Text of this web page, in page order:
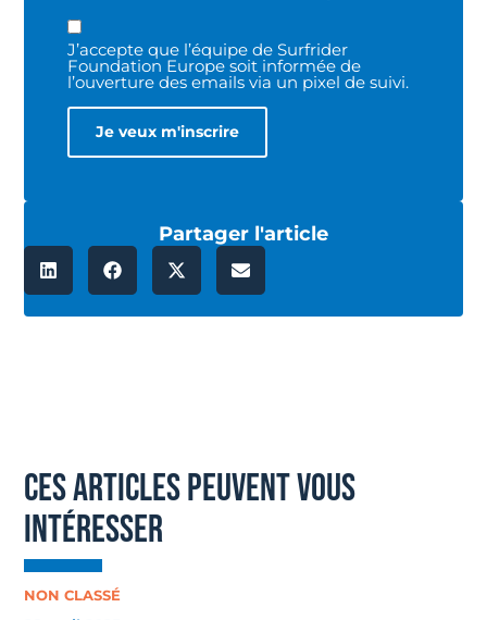
J’accepte que l’équipe de Surfrider
Foundation Europe soit informée de
l’ouverture des emails via un pixel de suivi.
Partager l'article
ces articles peuvent vous
intéresser
NON CLASSÉ